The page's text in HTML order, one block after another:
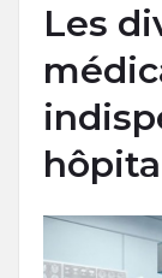
Les